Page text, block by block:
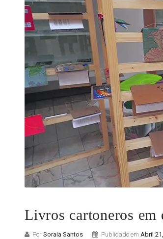
Livros cartoneros
Por Soraia Santos Publicado em Abril